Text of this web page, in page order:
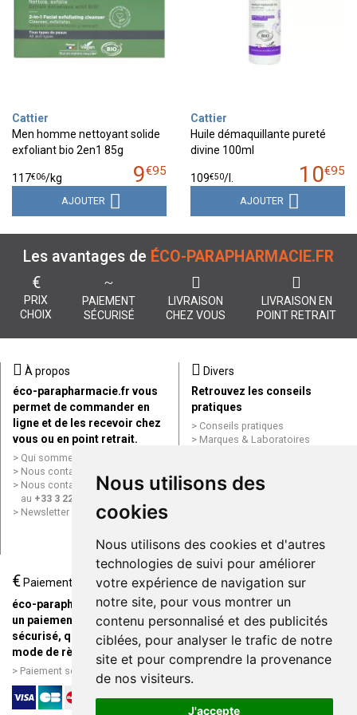
Nous utilisons des
cookies
Nous utilisons des cookies et d'autres
technologies de suivi pour améliorer
votre expérience de navigation sur
notre site, pour vous montrer un
contenu personnalisé et des publicités
ciblées, pour analyser le trafic de notre
site et pour comprendre la provenance
de nos visiteurs.
J'accepte
Cattier
Men homme nettoyant solide
exfoliant bio 2en1 85g
9€95
117€06/kg
AJOUTER
Cattier
Huile démaquillante pureté
divine 100ml
10€95
109€50/
AJOUTER
Les avantages de ÉCO-PARAPHARMACIE.FR
€
PRIX
CHOIX
PAIEMENT
SÉCURISÉ
LIVRAISON
CHEZ VOUS
LIVRAISON EN
POINT RETRAIT
À propos
éco-parapharmacie.fr vous
permet de commander en
ligne et de les recevoir chez
vous ou en point retrait.
Qui sommes nous ?
Nous contacter par e-mail
Nous contacter par téléphone
au +33 3 22 71 64 10
Newsletter
Divers
Retrouvez les conseils
pratiques
Conseils pratiques
Marques & Laboratoires
Mentions légales
Données personnelles
ligne
€ Paiement
éco-parapharmacie.fr offre
un paiement entièrement
sécurisé, quel que soit le
mode de règlement
Paiement sécurisé et simple
Livraison / Point retrait
Commandez en ligne et
recevez votre commande
rapidement chez vous ou en
point retrait
Livraison chez vous ou en